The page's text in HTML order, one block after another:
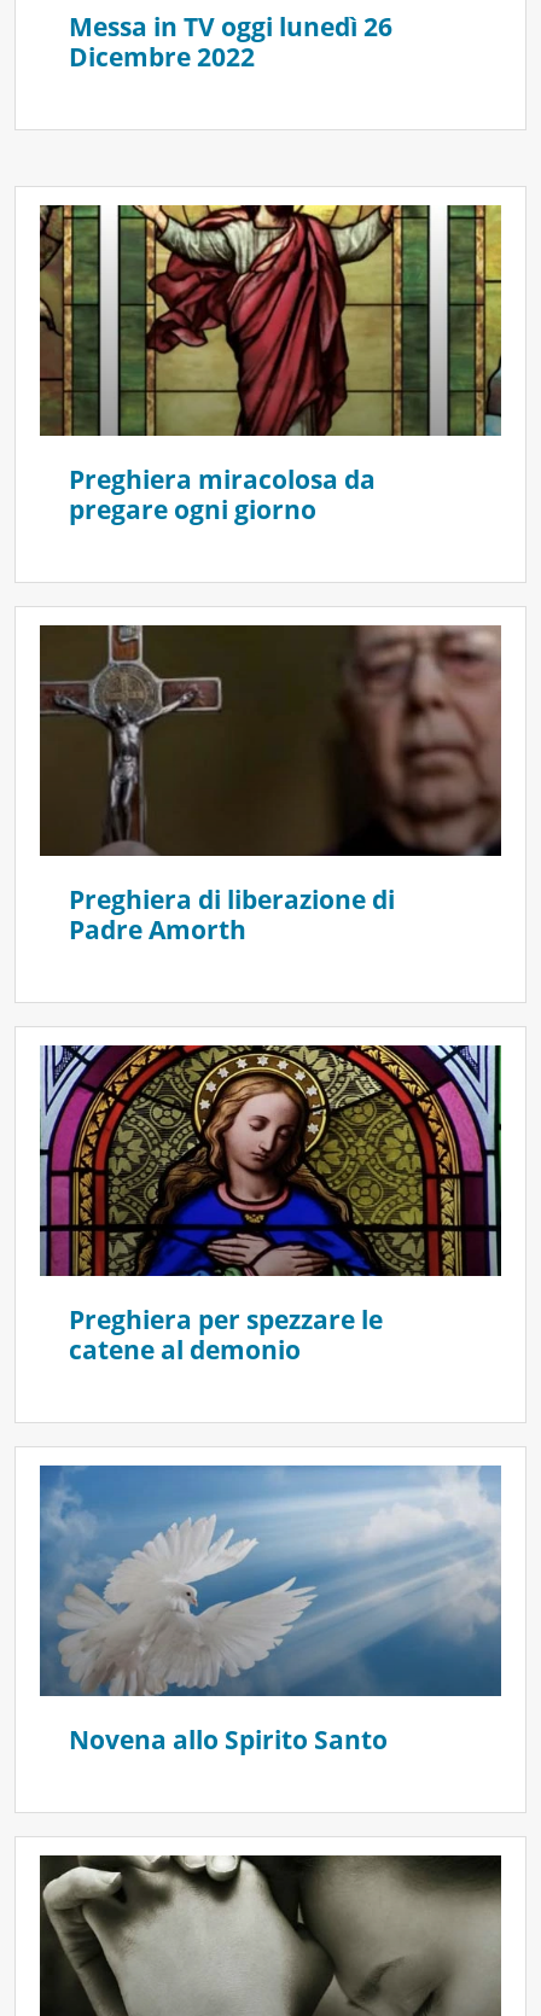
Messa in TV oggi lunedì 26
Dicembre 2022
Preghiera miracolosa da
pregare ogni giorno
Preghiera di liberazione di
Padre Amorth
Preghiera per spezzare le
catene al demonio
Novena allo Spirito Santo